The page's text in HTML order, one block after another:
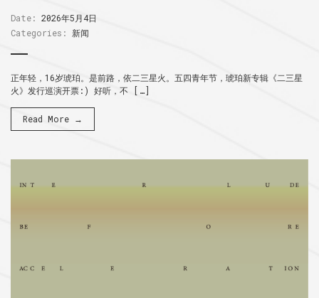
Date: 2026年5月4日
Categories:
新闻
正年轻，16岁琥珀。是前路，依二三星火。五四青年节，琥珀新专辑《二三星
火》发行巡演开票:) 好听，不 […]
Read More →